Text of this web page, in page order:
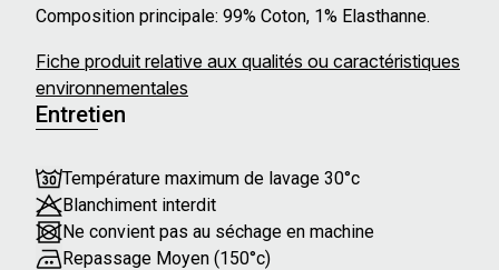
Composition principale: 99% Coton, 1% Elasthanne.
Fiche produit relative aux qualités ou caractéristiques
environnementales
Entretien
Température maximum de lavage 30°c
Blanchiment interdit
Ne convient pas au séchage en machine
Repassage Moyen (150°c)